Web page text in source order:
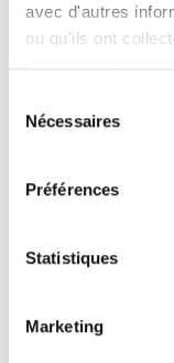
avec d'autres
ou qu'ils ont
Nécessaires
Préférences
Statistiques
Marketing